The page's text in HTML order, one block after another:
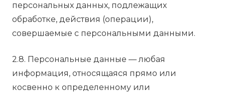
персональных данных, подлежащих
обработке, действия (операции),
совершаемые с персональными данными.
2.8. Персональные данные — любая
информация, относящаяся прямо или
косвенно к определенному или